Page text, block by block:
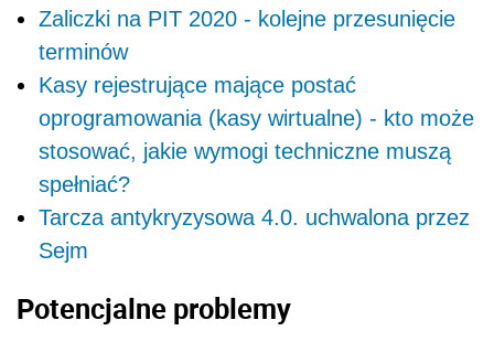
Zaliczki na PIT 2020 - kolejne przesunięcie
terminów
Kasy rejestrujące mające postać
oprogramowania (kasy wirtualne) - kto może
stosować, jakie wymogi techniczne muszą
spełniać?
Tarcza antykryzysowa 4.0. uchwalona przez
Sejm
Potencjalne problemy